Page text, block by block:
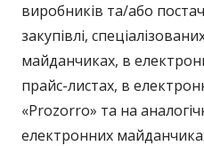
виробників та/або
закупівлі,
майданчиках, в
прайс-листах, в
«Prozorro» та на
електронних